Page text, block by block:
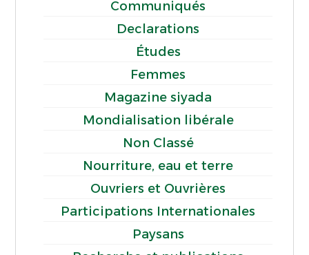
Communiqués
Declarations
Études
Femmes
Magazine siyada
Mondialisation libérale
Non Classé
Nourriture, eau et terre
Ouvriers et Ouvrières
Participations Internationales
Paysans